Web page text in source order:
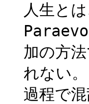
人生と
加の方
れない
過程で